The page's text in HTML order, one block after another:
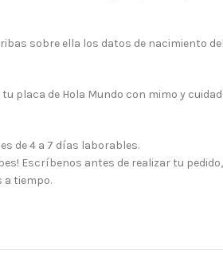
sobre ella los datos de nacimiento
placa de Hola Mundo con mimo y
de 4 a 7 días laborables.
Escríbenos antes de realizar tu
a tiempo.